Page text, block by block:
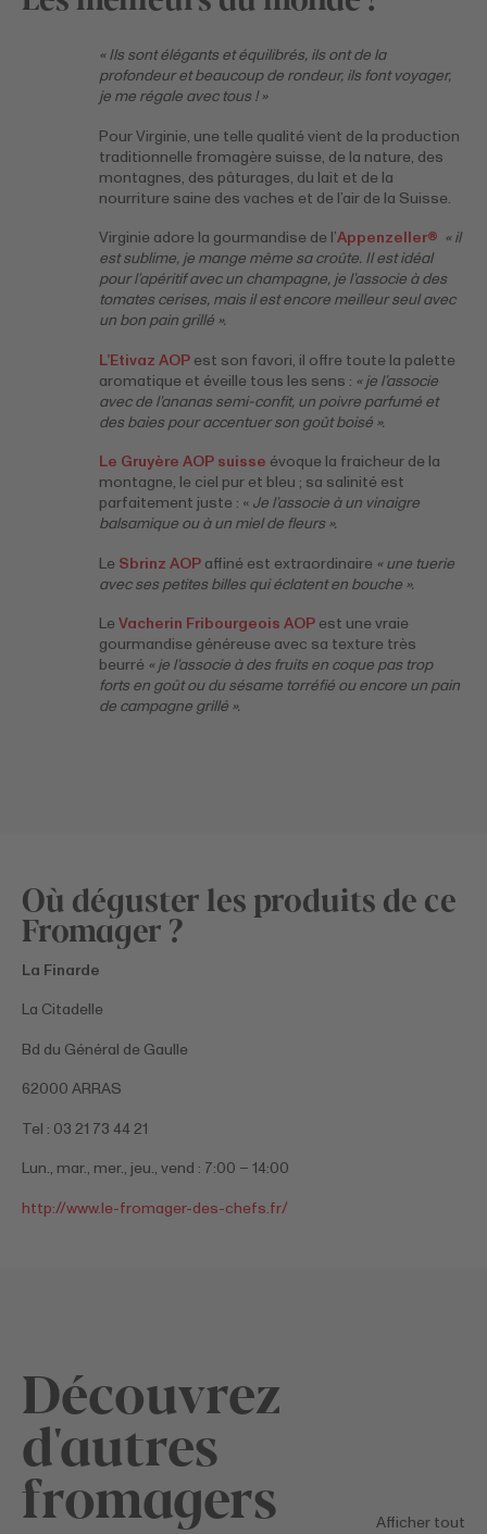
« Ils sont élégants et équilibrés, ils ont de la
profondeur et beaucoup de rondeur, ils font voyager,
je me régale avec tous ! »
Pour Virginie, une telle qualité vient de la production
traditionnelle fromagère suisse, de la nature, des
montagnes, des pâturages, du lait et de la
nourriture saine des vaches et de l’air de la Suisse.
Virginie adore la gourmandise de l’Appenzeller® « il
est sublime, je mange même sa croûte. Il est idéal
pour l’apéritif avec un champagne, je l’associe à des
tomates cerises, mais il est encore meilleur seul avec
un bon pain grillé ».
L’Etivaz AOP est son favori, il offre toute la palette
aromatique et éveille tous les sens : « je l’associe
avec de l’ananas semi-confit, un poivre parfumé et
des baies pour accentuer son goût boisé ».
Le Gruyère AOP suisse évoque la fraicheur de la
montagne, le ciel pur et bleu ; sa salinité est
parfaitement juste : « Je l’associe à un vinaigre
balsamique ou à un miel de fleurs ».
Le Sbrinz AOP affiné est extraordinaire « une tuerie
avec ses petites billes qui éclatent en bouche ».
LeVacherin Fribourgeois AOP est une vraie
gourmandise généreuse avec sa texture très
beurré « je l’associe à des fruits en coque pas trop
forts en goût ou du sésame torréfié ou encore un pain
de campagne grillé ».
Où déguster les produits de ce
Fromager ?
La Finarde
La Citadelle
Bd du Général de Gaulle
62000 ARRAS
Tel : 03 21 73 44 21
Lun., mar., mer., jeu., vend : 7:00 – 14:00
http://www.le-fromager-des-chefs.fr/
Découvrez
d'autres
fromagers Afficher tout